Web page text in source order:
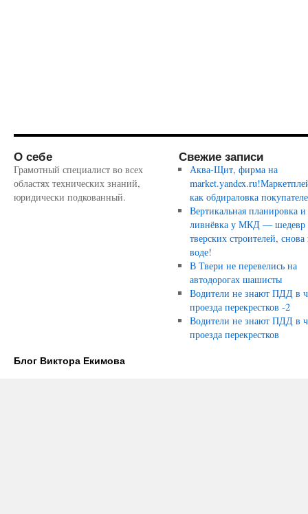
О себе
Грамотный специалист во всех
областях технических знаний,
юридически подкованный.
Свежие записи
Аква-Щит, фирма на
как обдираловка
Вертикальная планировка и
ливнёвка у МКД — шедевр
тверских строителей, снова
воде!
В Твери не перевелись на
автодорогах шашисты
Водители не знают ПДД в
проезда перекрестков -2
Водители не знают ПДД в
проезда перекрестков
Блог Виктора Екимова